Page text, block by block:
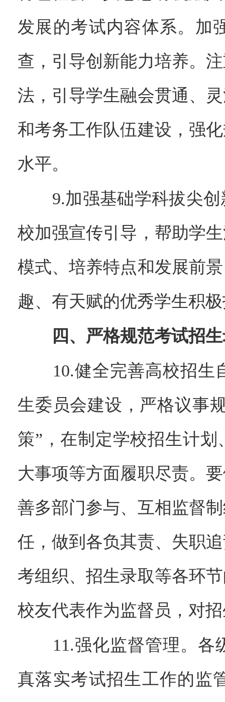
发展的考试内容体系。加
查，引导创新能力培养。
法，引导学生融会贯通、
和考务工作队伍建设，强
水平。
9.加强基础学科拔尖创
校加强宣传引导，帮助学
模式、培养特点和发展前
趣、有天赋的优秀学生积
四、严格规范考试招生
10.健全完善高校招生
生委员会建设，严格议事
策”，在制定学校招生计
大事项等方面履职尽责。
善多部门参与、互相监督
任，做到各负其责、失职
考组织、招生录取等各环
校友代表作为监督员，对
11.强化监督管理。各
真落实考试招生工作的监